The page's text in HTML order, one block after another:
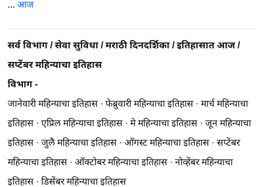
...आज
सर्व विभाग /सेवा सुविधा /मराठी दिनदर्शिका /इतिहासात आज/
सप्टेंबर महिन्याचा इतिहास
विभाग -
जानेवारी महिन्याचा इतिहास ·फेब्रुवारी महिन्याचा इतिहास ·मार्च महिन्याचा
इतिहास ·एप्रिल महिन्याचा इतिहास ·मे महिन्याचा इतिहास ·जून महिन्याचा
इतिहास ·जुलै महिन्याचा इतिहास ·ऑगस्ट महिन्याचा इतिहास ·सप्टेंबर
महिन्याचा इतिहास ·ऑक्टोबर महिन्याचा इतिहास ·नोव्हेंबर महिन्याचा
इतिहास ·डिसेंबर महिन्याचा इतिहास